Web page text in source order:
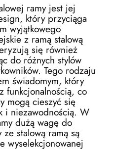
ramy jest jej
który przyciąga
wyjątkowego
z ramą stalową
się również
do różnych stylów
Tego rodzaju
świadomym, który
funkcjonalnością, co
mogą cieszyć się
i niezawodnością. W
dużą wagę do
stalową ramą są
wyselekcjonowanej